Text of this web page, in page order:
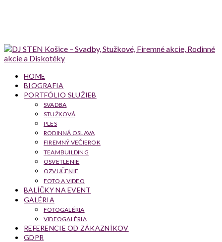
HOME
BIOGRAFIA
PORTFÓLIO SLUŽIEB
SVADBA
STUŽKOVÁ
PLES
RODINNÁ OSLAVA
FIREMNÝ VEČIEROK
TEAMBUILDING
OSVETLENIE
OZVUČENIE
FOTO A VIDEO
BALÍČKY NA EVENT
GALÉRIA
FOTOGALÉRIA
VIDEOGALÉRIA
REFERENCIE OD ZÁKAZNÍKOV
GDPR